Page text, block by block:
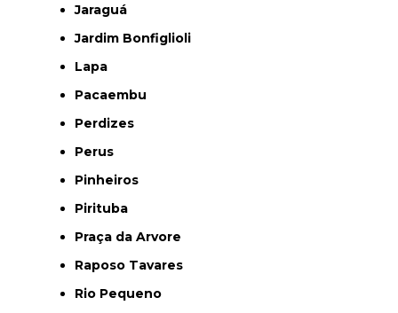
Jaraguá
Jardim Bonfiglioli
Lapa
Pacaembu
Perdizes
Perus
Pinheiros
Pirituba
Praça da Arvore
Raposo Tavares
Rio Pequeno